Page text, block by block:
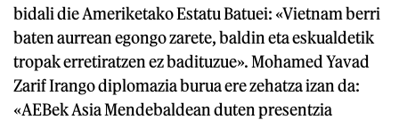
bidali die Ameriketako Estatu Batuei: «Vietnam berri
baten aurrean egongo zarete, baldin eta eskualdetik
tropak erretiratzen ez badituzue». Mohamed Yavad
Zarif Irango diplomazia burua ere zehatza izan da:
«AEBek Asia Mendebaldean duten presentzia